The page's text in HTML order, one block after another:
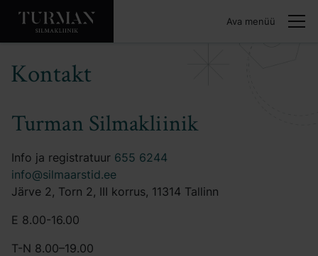
Ava menüü
Kontakt
Turman Silmakliinik
Info ja registratuur 655 6244
info@silmaarstid.ee
Järve 2, Torn 2, III korrus, 11314 Tallinn
E 8.00-16.00
T-N 8.00–19.00